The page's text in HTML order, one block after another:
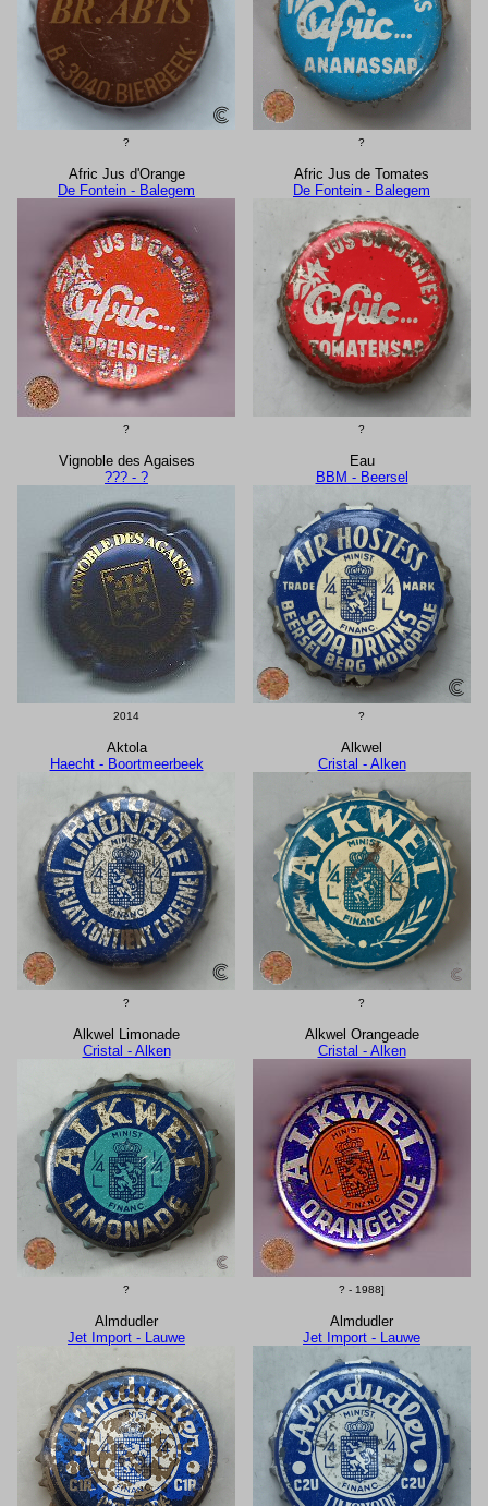
? ?
Afric Jus d'Orange
De Fontein - Balegem
?
Afric Jus de Tomates
De Fontein - Balegem
?
Vignoble des Agaises
??? - ?
2014
Eau
BBM - Beersel
?
Aktola
Haecht - Boortmeerbeek
?
Alkwel
Cristal - Alken
?
Alkwel Limonade
Cristal - Alken
?
Alkwel Orangeade
Cristal - Alken
? - 1988]
Almdudler
Jet Import - Lauwe
Almdudler
Jet Import - Lauwe